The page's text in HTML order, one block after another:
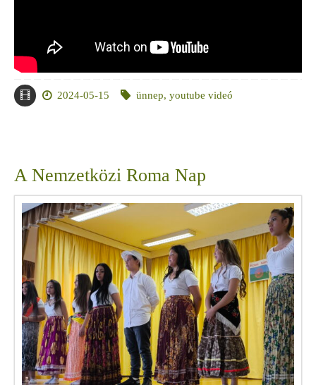
2024-05-15 ünnep, youtube videó
A Nemzetközi Roma Nap